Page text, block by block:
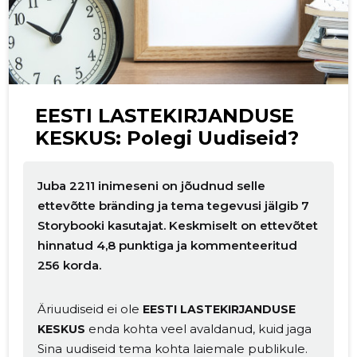
EESTI LASTEKIRJANDUSE
KESKUS: Polegi Uudiseid?
Juba 2211 inimeseni on jõudnud selle
ettevõtte bränding ja tema tegevusi jälgib 7
Storybooki kasutajat. Keskmiselt on ettevõtet
hinnatud 4,8 punktiga ja kommenteeritud
256 korda.
Äriuudiseid ei ole EESTI LASTEKIRJANDUSE
KESKUS enda kohta veel avaldanud, kuid jaga
Sina uudiseid tema kohta laiemale publikule.